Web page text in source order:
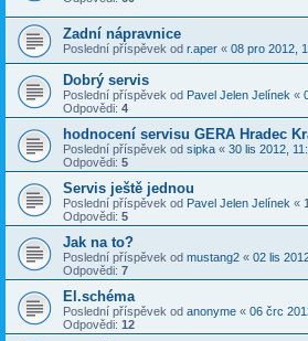
Zadní nápravnice
Poslední příspěvek od r.aper « 08 pro 2012,
Dobrý servis
Poslední příspěvek od Pavel Jelen Jelínek «
Odpovědi: 4
hodnocení servisu GERA Hradec
Poslední příspěvek od sipka « 30 lis 2012,
Odpovědi: 5
Servis ještě jednou
Poslední příspěvek od Pavel Jelen Jelínek «
Odpovědi: 5
Jak na to?
Poslední příspěvek od mustang2 « 02 lis
Odpovědi: 7
El.schéma
Poslední příspěvek od anonyme « 06 črc
Odpovědi: 12